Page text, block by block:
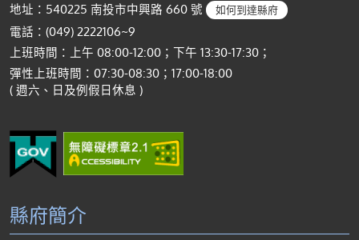
地址：540225 南投市中興路 660 號 如何到達縣府
電話：(049) 2222106~9
上班時間：上午 08:00-12:00；下午 13:30-17:30；
彈性上班時間：07:30-08:30；17:00-18:00
( 週六、日及例假日休息 )
縣府簡介